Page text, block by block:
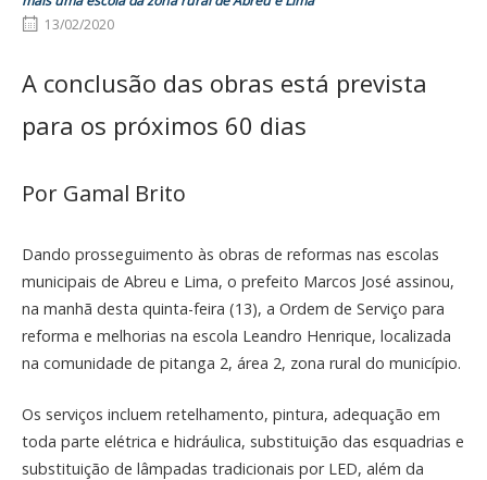
13/02/2020
A conclusão das obras está prevista
para os próximos 60 dias
Por Gamal Brito
Dando prosseguimento às obras de reformas nas escolas
municipais de Abreu e Lima, o prefeito Marcos José assinou,
na manhã desta quinta-feira (13), a Ordem de Serviço para
reforma e melhorias na escola Leandro Henrique, localizada
na comunidade de pitanga 2, área 2, zona rural do município.
Os serviços incluem retelhamento, pintura, adequação em
toda parte elétrica e hidráulica, substituição das esquadrias e
substituição de lâmpadas tradicionais por LED, além da